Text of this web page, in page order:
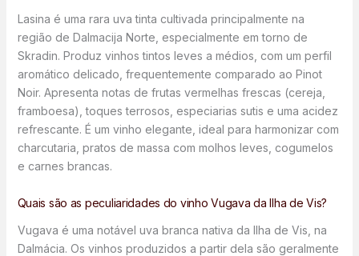
Lasina é uma rara uva tinta cultivada principalmente na
região de Dalmacija Norte, especialmente em torno de
Skradin. Produz vinhos tintos leves a médios, com um perfil
aromático delicado, frequentemente comparado ao Pinot
Noir. Apresenta notas de frutas vermelhas frescas (cereja,
framboesa), toques terrosos, especiarias sutis e uma acidez
refrescante. É um vinho elegante, ideal para harmonizar com
charcutaria, pratos de massa com molhos leves, cogumelos
e carnes brancas.
Quais são as peculiaridades do vinho Vugava da Ilha de Vis?
Vugava é uma notável uva branca nativa da Ilha de Vis, na
Dalmácia. Os vinhos produzidos a partir dela são geralmente